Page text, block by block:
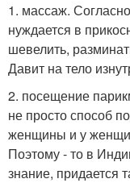
1. массаж.
нуждается в
шевелить,
Давит на тело
2. посещение
не просто способ
женщины и у
Поэтому - то в
знание, придается